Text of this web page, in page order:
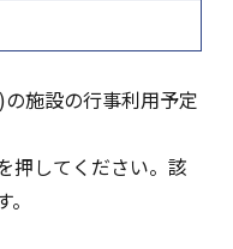
施設の行事利用予定
押してください。該